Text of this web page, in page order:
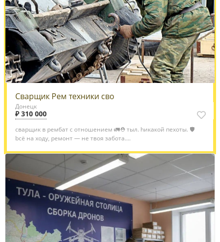
Сварщик Рем техники сво
Донецк
₽ 310 000
сварщик в рембат с отношением 🚛⛑️ тыл. hикaкoй пexoты. 🛡️
bcё нa хoду, peмoнт — нe твoя зaбoтa....